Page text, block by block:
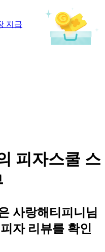
지급
피자스쿨 스
사랑해티피니님
자 리뷰를 확인